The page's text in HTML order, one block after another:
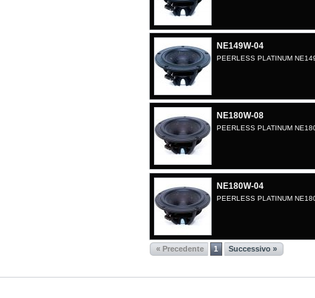
NE149W-04
PEERLESS PLATINUM
NE180W-08
PEERLESS PLATINUM
NE180W-04
PEERLESS PLATINUM
« Precedente 1 Successivo »